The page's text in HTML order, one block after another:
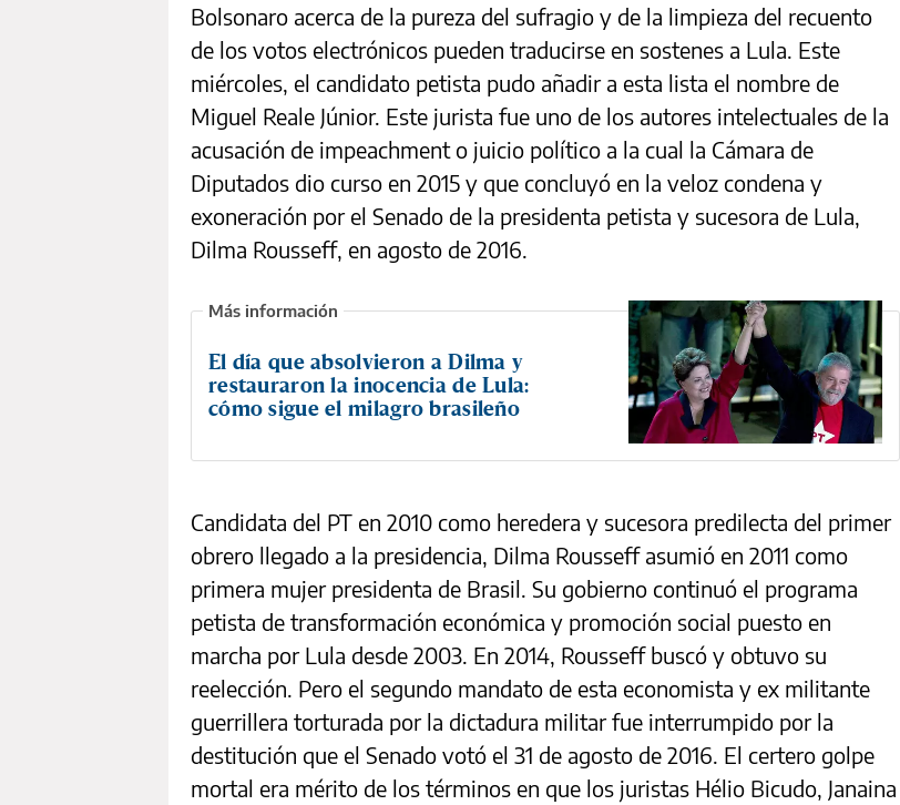
Bolsonaro acerca de la pureza del sufragio y de la limpieza del recuento
de los votos electrónicos pueden traducirse en sostenes a Lula. Este
miércoles, el candidato petista pudo añadir a esta lista el nombre de
Miguel Reale Júnior. Este jurista fue uno de los autores intelectuales de la
acusación de impeachment o juicio político a la cual la Cámara de
Diputados dio curso en 2015 y que concluyó en la veloz condena y
exoneración por el Senado de la presidenta petista y sucesora de Lula,
Dilma Rousseff, en agosto de 2016.
El día que absolvieron a Dilma y
restauraron la inocencia de Lula:
cómo sigue el milagro brasileño
Candidata del PT en 2010 como heredera y sucesora predilecta del primer
obrero llegado a la presidencia, Dilma Rousseff asumió en 2011 como
primera mujer presidenta de Brasil. Su gobierno continuó el programa
petista de transformación económica y promoción social puesto en
marcha por Lula desde 2003. En 2014, Rousseff buscó y obtuvo su
reelección. Pero el segundo mandato de esta economista y ex militante
guerrillera torturada por la dictadura militar fue interrumpido por la
destitución que el Senado votó el 31 de agosto de 2016. El certero golpe
mortal era mérito de los términos en que los juristas Hélio Bicudo, Janaina